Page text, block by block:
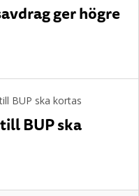
ger högre
BUP ska